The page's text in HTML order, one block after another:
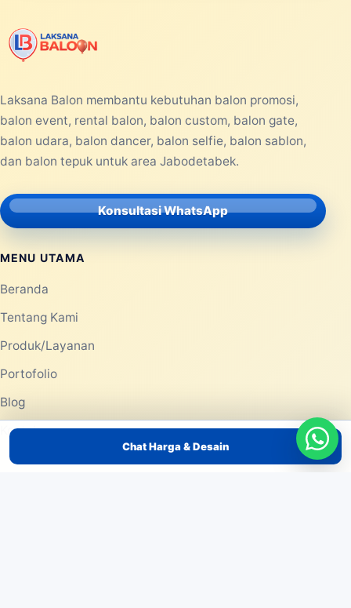
Chat Harga & Desain
Laksana Balon membantu kebutuhan balon promosi,
balon event, rental balon, balon custom, balon gate,
balon udara, balon dancer, balon selfie, balon sablon,
dan balon tepuk untuk area Jabodetabek.
Konsultasi WhatsApp
MENU UTAMA
Beranda
Tentang Kami
Produk/Layanan
Portofolio
Blog
Kontak